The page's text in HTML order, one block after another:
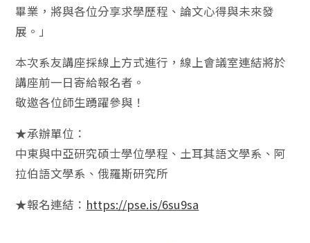
畢業，將與各位分享求學歷程、論文心得與未來發
展。」
本次系友講座採線上方式進行，線上會議室連結將於
講座前一日寄給報名者。
敬邀各位師生踴躍參與！
★承辦單位：
中東與中亞研究碩士學位學程、土耳其語文學系、阿
拉伯語文學系、俄羅斯研究所
★報名連結： https://pse.is/6su9sa